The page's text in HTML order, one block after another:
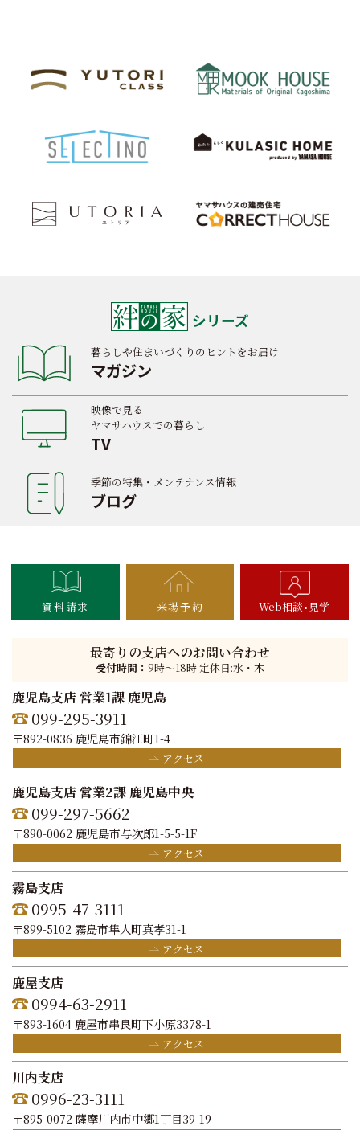
シリーズ
暮らしや住まいづくりのヒントをお届け
マガジン
映像で見る
ヤマサハウスでの暮らし
TV
季節の特集・メンテナンス情報
ブログ
資料請求 来場予約 Web相談 見学
最寄りの支店へのお問い合わせ
受付時間： 9時〜18時 定休日:水・木
鹿児島支店 営業1課 鹿児島
099-295-3911
〒892-0836 鹿児島市錦江町1-4
アクセス
鹿児島支店 営業2課 鹿児島中央
099-297-5662
〒890-0062 鹿児島市与次郎1-5-5-1F
アクセス
霧島支店
0995-47-3111
〒899-5102 霧島市隼人町真孝31-1
アクセス
鹿屋支店
0994-63-2911
〒893-1604 鹿屋市串良町下小原3378-1
アクセス
川内支店
0996-23-3111
〒895-0072 薩摩川内市中郷1丁目39-19